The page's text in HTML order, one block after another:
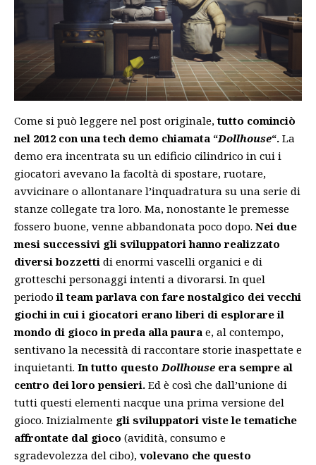
Come si può leggere nel post originale,tutto cominciò
nel 2012 con una tech demo chiamata “Dollhouse“. La
demo era incentrata su un edificio cilindrico in cui i
giocatori avevano la facoltà di spostare, ruotare,
avvicinare o allontanare l’inquadratura su una serie di
stanze collegate tra loro. Ma, nonostante le premesse
fossero buone, venne abbandonata poco dopo. Nei due
mesi successivi gli sviluppatori hanno realizzato
diversi bozzetti di enormi vascelli organici e di
grotteschi personaggi intenti a divorarsi. In quel
periodoil team parlava con fare nostalgico dei vecchi
giochi in cui i giocatori erano liberi di esplorare il
mondo di gioco in preda alla paura e, al contempo,
sentivano la necessità di raccontare storie inaspettate e
inquietanti. In tutto questoDollhouse era sempre al
centro dei loro pensieri. Ed è così che dall’unione di
tutti questi elementi nacque una prima versione del
gioco. Inizialmente gli sviluppatori viste le tematiche
affrontate dal gioco (avidità, consumo e
sgradevolezza del cibo), volevano che questo